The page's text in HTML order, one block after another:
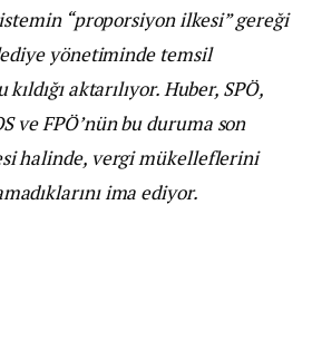
“proporsiyon ilkesi” gereği
yönetiminde temsil
aktarılıyor. Huber, SPÖ,
ve FPÖ’nün bu duruma son
halinde, vergi mükelleflerini
ima ediyor.